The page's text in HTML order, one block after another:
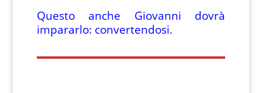
Questo anche Giovanni dovrà
impararlo: convertendosi.